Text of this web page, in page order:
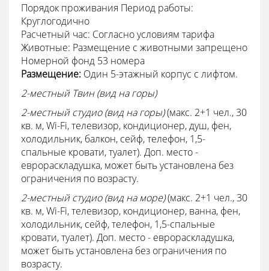
Порядок проживания Период работы:
Круглогодично
Расчетный час: Согласно условиям тарифа
Животные: Размещение с животными запрещено
Номерной фонд 53 номера
Размещение: Один 5-этажный корпус с лифтом.
2-местный Твин (вид на горы)
2-местный студио (вид на горы)(макс. 2+1 чел., 30
кв. м, Wi-Fi, телевизор, кондиционер, душ, фен,
холодильник, балкон, сейф, телефон, 1,5-
спальные кровати, туалет). Доп. место -
еврораскладушка, может быть установлена без
ограничения по возрасту.
2-местный студио (вид на море)(макс. 2+1 чел., 30
кв. м, Wi-Fi, телевизор, кондиционер, ванна, фен,
холодильник, сейф, телефон, 1,5-спальные
кровати, туалет). Доп. место - еврораскладушка,
может быть установлена без ограничения по
возрасту.